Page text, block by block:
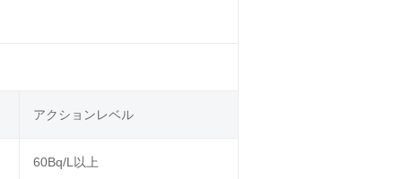
アクションレベル
60Bq/L以上